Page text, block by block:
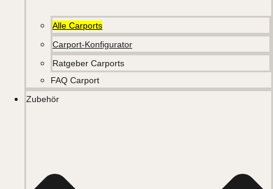
Alle Carports
Carport-Konfigurator
Ratgeber Carports
FAQ Carport
Zubehör